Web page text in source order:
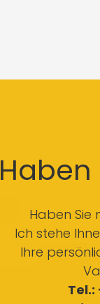
Haben
Haben Sie
Ich stehe
Ihre
Tel.: